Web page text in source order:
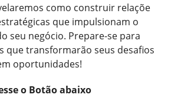
como construir relaçõe
que impulsionam o
seu negócio. Prepare-se para
que transformarão seus desafios
oportunidades!
o Botão abaixo